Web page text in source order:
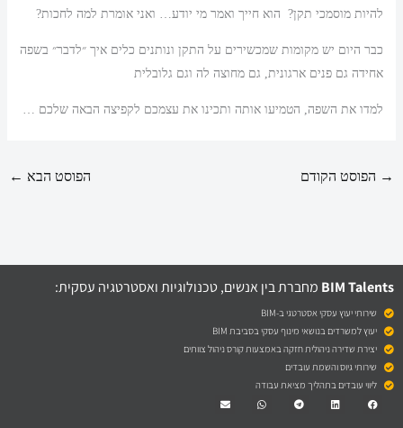
להיות מוסמכי תקן? הוא חייך ואמר מי יודע… ואני אומרת למה לחכות?
כבר היום יש מקומות שמכשירים על התקן ונותנים כלים איך ״לדבר״ בשפה
אחידה גם פנים ארגונית, גם מחוצה לה וגם גלובלית
למדו את השפה, הטמיעו אותה ותכינו את עצמכם לקפיצה הבאה שלכם …
→ הפוסט הקודם הפוסט הבא ←
BIM Talents מחברת בין אנשים, טכנולוגיות ואסטרטגיה עסקית:
שירותי יעוץ עסקי אסטרטגי ב-BIM
יעוץ למשרדים בנושאי מינוף עסקי בסביבת BIM
יצירת שדירה ניהולית חזקה באמצעות קורס ניהול צוותים
שירותי גיוס והשמת עובדים
ליווי עובדים בתהליך מציאת עבודה